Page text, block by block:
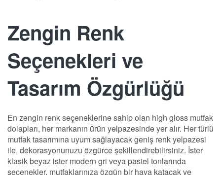
Zengin Renk
Seçenekleri ve
Tasarım Özgürlüğü
En zengin renk seçeneklerine sahip olan high gloss mutfak
dolapları, her markanın ürün yelpazesinde yer alır. Her türlü
mutfak tasarımına uyum sağlayacak geniş renk yelpazesi
ile, dekorasyonunuzu özgürce şekillendirebilirsiniz. İster
klasik beyaz ister modern gri veya pastel tonlarında
seçenekler, mutfaklarınıza özgün bir hava katacak ve